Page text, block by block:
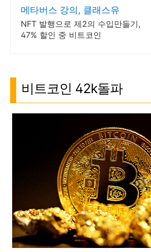
메타버스 강의, 클래스유
NFT 발행으로 제2의 수입만들기,
47% 할인 중 비트코인
비트코인 42k돌파